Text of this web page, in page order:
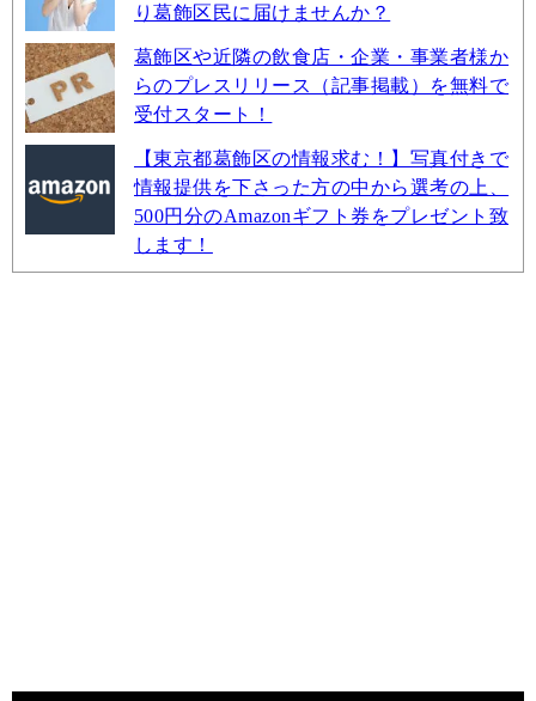
り葛飾区民に届けませんか？
葛飾区や近隣の飲食店・企業・事業者様か
らのプレスリリース（記事掲載）を無料で
受付スタート！
【東京都葛飾区の情報求む！】写真付きで
情報提供を下さった方の中から選考の上、
500円分のAmazonギフト券をプレゼント致
します！